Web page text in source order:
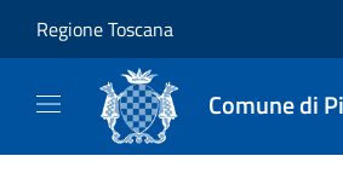
Regione Toscana
Comune di